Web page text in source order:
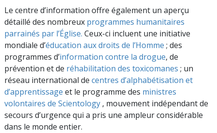
Le centre d’information offre également un aperçu
détaillé des nombreux programmes humanitaires
parrainés par l’Église. Ceux-ci incluent une initiative
mondiale d’éducation aux droits de l’Homme ; des
programmes d’information contre la drogue, de
prévention et de réhabilitation des toxicomanes ; un
réseau international de centres d’alphabétisation et
d’apprentissage et le programme des ministres
volontaires de Scientology , mouvement indépendant de
secours d’urgence qui a pris une ampleur considérable
dans le monde entier.